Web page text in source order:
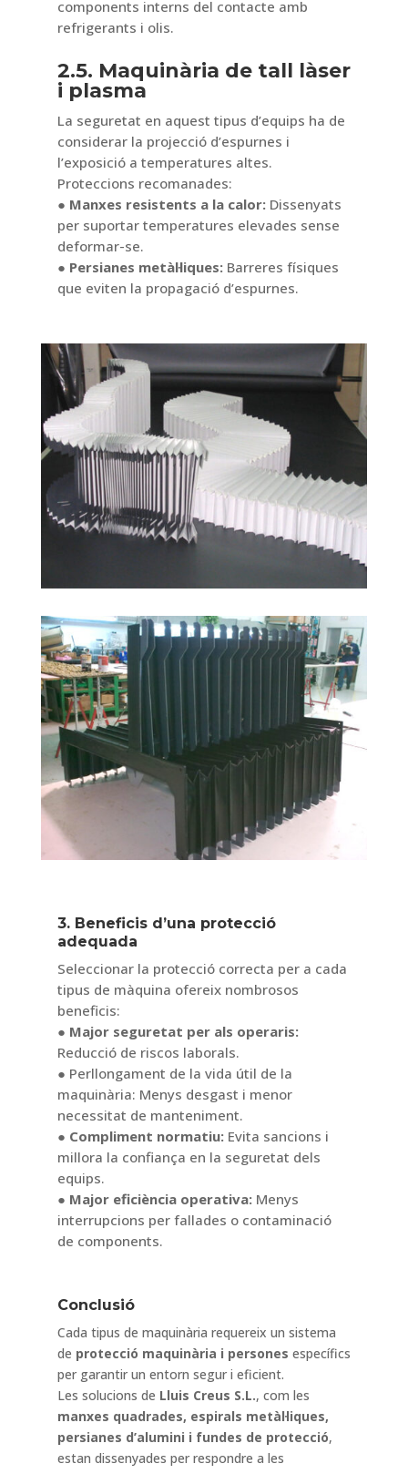
components interns del contacte amb
refrigerants i olis.
2.5. Maquinària de tall làser
i plasma
La seguretat en aquest tipus d’equips ha de
considerar la projecció d’espurnes i
l’exposició a temperatures altes.
Proteccions recomanades:
● Manxes resistents a la calor:Dissenyats
per suportar temperatures elevades sense
deformar-se.
● Persianes metàl·liques:Barreres físiques
que eviten la propagació d’espurnes.
3. Beneficis d’una protecció
adequada
Seleccionar la protecció correcta per a cada
tipus de màquina ofereix nombrosos
beneficis:
● Major seguretat per als operaris:
Reducció de riscos laborals.
● Perllongament de la vida útil de la
maquinària: Menys desgast i menor
necessitat de manteniment.
● Compliment normatiu:Evita sancions i
millora la confiança en la seguretat dels
equips.
● Major eficiència operativa:Menys
interrupcions per fallades o contaminació
de components.
Conclusió
Cada tipus de maquinària requereix un sistema
de protecció maquinària i persones específics
per garantir un entorn segur i eficient.
Les solucions de Lluis Creus S.L., com les
manxes quadrades, espirals metàl·liques,
persianes d’alumini i fundes de protecció,
estan dissenyades per respondre a les